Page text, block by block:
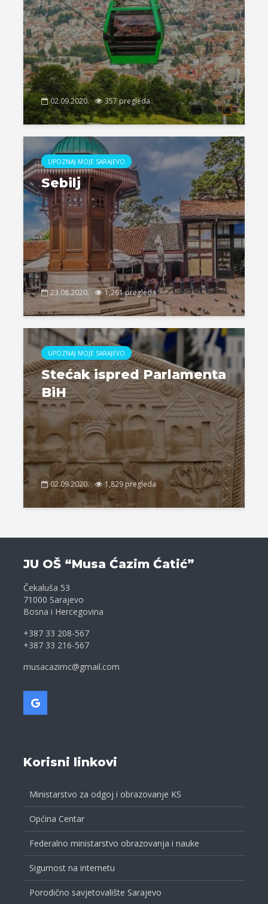
02.09.2020. 357 pregleda
UPOZNAJ MOJE SARAJEVO
Sebilj
23.08.2020. 1,261 pregleda
UPOZNAJ MOJE SARAJEVO
Stećak ispred Parlamenta
BiH
02.09.2020. 1,829 pregleda
JU OŠ “Musa Ćazim Ćatić”
Čekaluša 53
71000 Sarajevo
Bosna i Hercegovina
+387 33 208-567
+387 33 216-567
musacazimc@gmail.com
Korisni linkovi
Ministarstvo za odgoj i obrazovanje KS
Općina Centar
Federalno ministarstvo obrazovanja i nauke
Sigurnost na internetu
Porodično savjetovalište Sarajevo